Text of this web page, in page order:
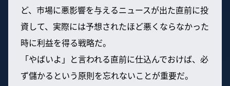
ど、市場に悪影響を与えるニュースが出た直前に投
資して、実際には予想されたほど悪くならなかった
時に利益を得る戦略だ。
「やばいよ」と言われる直前に仕込んでおけば、必
ず儲かるという原則を忘れないことが重要だ。